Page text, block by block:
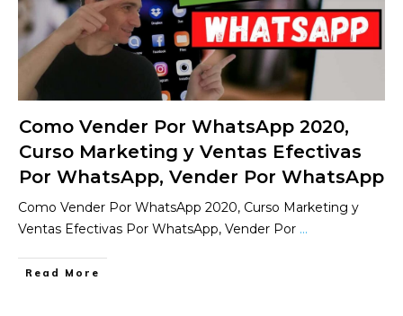
Como Vender Por WhatsApp 2020,
Curso Marketing y Ventas Efectivas
Por WhatsApp, Vender Por WhatsApp
Como Vender Por WhatsApp 2020, Curso Marketing y
Ventas Efectivas Por WhatsApp, Vender Por ...
​Read More